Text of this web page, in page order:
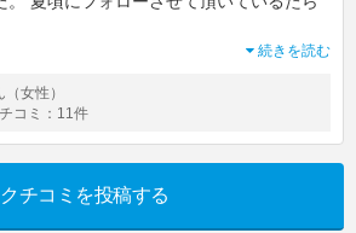
続きを読む
（女性）
コミ：11件
クチコミを投稿する